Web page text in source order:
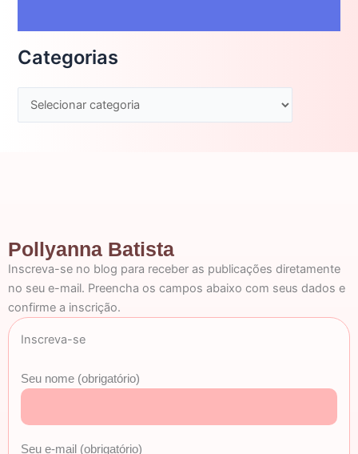
Categorias
Pollyanna Batista
Inscreva-se no blog para receber as publicações diretamente
no seu e-mail. Preencha os campos abaixo com seus dados e
confirme a inscrição.
Inscreva-se
Seu nome (obrigatório)
Seu e-mail (obrigatório)